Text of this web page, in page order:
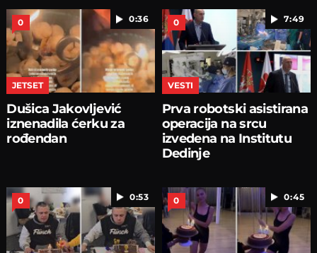
0:36
0
JETSET
Dušica Jakovljević
iznenadila ćerku za
rođendan
7:49
0
VESTI
Prva robotski asistirana
operaciјa na srcu
izvedena na Institutu
Dedinje
0:53
0 0:45
0